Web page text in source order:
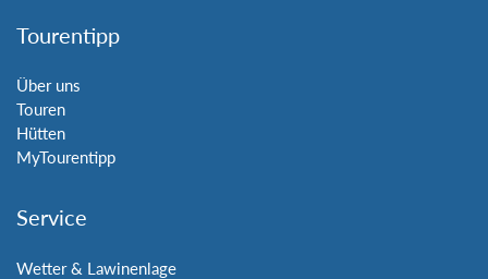
Tourentipp
Über uns
Touren
Hütten
MyTourentipp
Service
Wetter & Lawinenlage